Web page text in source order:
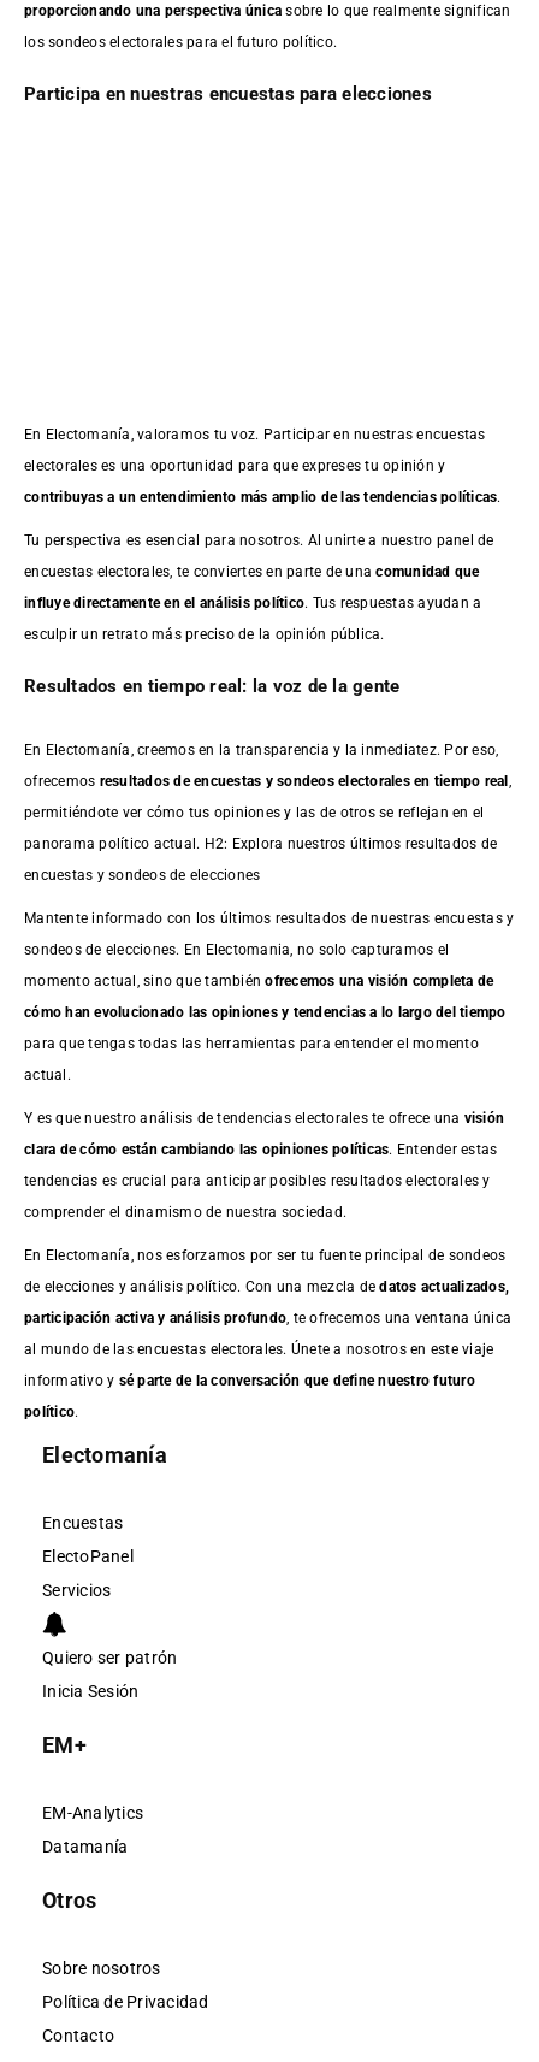
proporcionando una perspectiva única sobre lo que realmente significan
los sondeos electorales para el futuro político.
Participa en nuestras encuestas para elecciones
En Electomanía, valoramos tu voz. Participar en nuestras encuestas
electorales es una oportunidad para que expreses tu opinión y
contribuyas a un entendimiento más amplio de las tendencias políticas.
Tu perspectiva es esencial para nosotros. Al unirte a nuestro panel de
encuestas electorales, te conviertes en parte de unacomunidad que
influye directamente en el análisis político. Tus respuestas ayudan a
esculpir un retrato más preciso de la opinión pública.
Resultados en tiempo real: la voz de la gente
En Electomanía, creemos en la transparencia y la inmediatez. Por eso,
ofrecemos resultados deencuestas y sondeos electorales en tiempo real
permitiéndote ver cómo tus opiniones y las de otros se reflejan en el
panorama político actual. H2: Explora nuestros últimos resultados de
encuestas y sondeos de elecciones
Mantente informado con los últimos resultados de nuestras encuestasy
sondeos de elecciones. En Electomania, no solo capturamos el
momento actual, sino que tambiénofrecemos una visión completa de
cómo han evolucionado las opiniones y tendencias a lo largo del tiempo
para que tengas todas las herramientas para entender el momento
actual.
Y es que nuestro análisis de tendencias electorales te ofrece una visión
clara de cómo están cambiando las opiniones políticas. Entender estas
tendencias es crucial para anticipar posibles resultados electorales y
comprender el dinamismo de nuestra sociedad.
En Electomanía, nos esforzamos por ser tu fuente principal de sondeos
de elecciones y análisis político. Con una mezcla dedatos actualizados,
participación activa y análisis profundo , te ofrecemos una ventana única
al mundo de las encuestas electorales. Únete a nosotros en este viaje
informativo y sé parte de la conversación que define nuestro futuro
político.
Electomanía
Encuestas
ElectoPanel
Servicios
Quiero ser patrón
Inicia Sesión
EM+
EM-Analytics
Datamanía
Otros
Sobre nosotros
Política de Privacidad
Contacto